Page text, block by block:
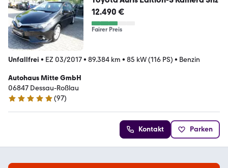
12.490 €
Fairer Preis
Unfallfrei • EZ 03/2017• 89.384 km • 85 kW (116 PS) • Benzin
Autohaus Mitte GmbH
06847 Dessau-Roßlau
5 Sterne
(97)
Kontakt Parken